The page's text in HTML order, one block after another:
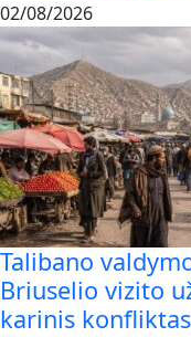
02/08/2026
Talibano
Briuselio vizito
karinis